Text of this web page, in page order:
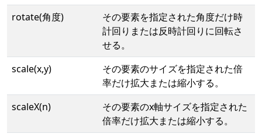
rotate(角度)
その要素を指定された角度だけ時
計回りまたは反時計回りに回転さ
せる。
scale(x,y)
その要素のサイズを指定された倍
率だけ拡大または縮小する。
scaleX(n)
その要素のx軸サイズを指定された
倍率だけ拡大または縮小する。